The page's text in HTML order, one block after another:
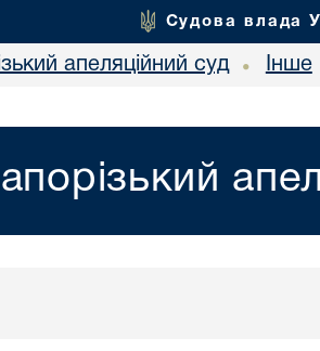
Судова влада
апеляційний суд • Інше